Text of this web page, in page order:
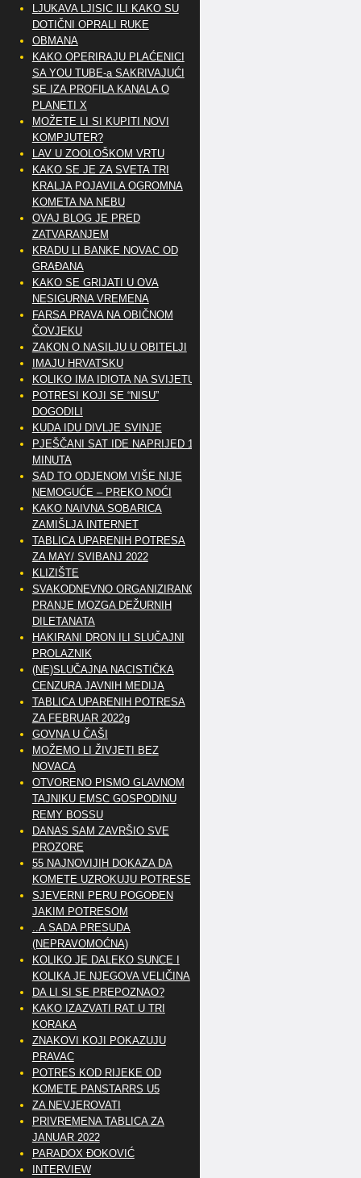
LJUKAVA LJISIC ILI KAKO SU
DOTIČNI OPRALI RUKE
OBMANA
KAKO OPERIRAJU PLAĆENICI
SA YOU TUBE-a SAKRIVAJUĆI
SE IZA PROFILA KANALA O
PLANETI X
MOŽETE LI SI KUPITI NOVI
KOMPJUTER?
LAV U ZOOLOŠKOM VRTU
KAKO SE JE ZA SVETA TRI
KRALJA POJAVILA OGROMNA
KOMETA NA NEBU
OVAJ BLOG JE PRED
ZATVARANJEM
KRADU LI BANKE NOVAC OD
GRAĐANA
KAKO SE GRIJATI U OVA
NESIGURNA VREMENA
FARSA PRAVA NA OBIČNOM
ČOVJEKU
ZAKON O NASILJU U OBITELJI
IMAJU HRVATSKU
KOLIKO IMA IDIOTA NA SVIJETU?
POTRESI KOJI SE “NISU”
DOGODILI
KUDA IDU DIVLJE SVINJE
PJEŠČANI SAT IDE NAPRIJED 10
MINUTA
SAD TO ODJENOM VIŠE NIJE
NEMOGUĆE – PREKO NOĆI
KAKO NAIVNA SOBARICA
ZAMIŠLJA INTERNET
TABLICA UPARENIH POTRESA
ZA MAY/ SVIBANJ 2022
KLIZIŠTE
SVAKODNEVNO ORGANIZIRANO
PRANJE MOZGA DEŽURNIH
DILETANATA
HAKIRANI DRON ILI SLUČAJNI
PROLAZNIK
(NE)SLUČAJNA NACISTIČKA
CENZURA JAVNIH MEDIJA
TABLICA UPARENIH POTRESA
ZA FEBRUAR 2022g
GOVNA U ČAŠI
MOŽEMO LI ŽIVJETI BEZ
NOVACA
OTVORENO PISMO GLAVNOM
TAJNIKU EMSC GOSPODINU
REMY BOSSU
DANAS SAM ZAVRŠIO SVE
PROZORE
55 NAJNOVIJIH DOKAZA DA
KOMETE UZROKUJU POTRESE
SJEVERNI PERU POGOĐEN
JAKIM POTRESOM
..A SADA PRESUDA
(NEPRAVOMOĆNA)
KOLIKO JE DALEKO SUNCE I
KOLIKA JE NJEGOVA VELIČINA
DA LI SI SE PREPOZNAO?
KAKO IZAZVATI RAT U TRI
KORAKA
ZNAKOVI KOJI POKAZUJU
PRAVAC
POTRES KOD RIJEKE OD
KOMETE PANSTARRS U5
ZA NEVJEROVATI
PRIVREMENA TABLICA ZA
JANUAR 2022
PARADOX ĐOKOVIĆ
INTERVIEW